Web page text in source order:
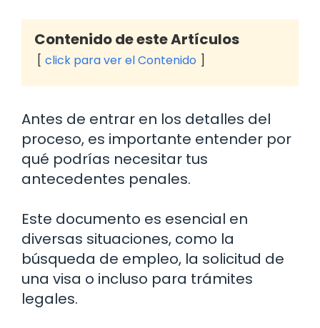
Contenido de este Artículos
click para ver el Contenido
Antes de entrar en los detalles del
proceso, es importante entender por
qué podrías necesitar tus
antecedentes penales.
Este documento es esencial en
diversas situaciones, como la
búsqueda de empleo, la solicitud de
una visa o incluso para trámites
legales.